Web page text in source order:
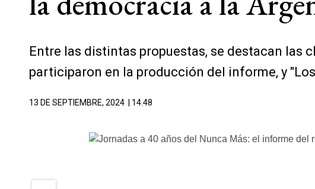
Entre las distintas propuestas, se destacan las
participaron en la producción del informe, y
13 DE SEPTIEMBRE, 2024 | 14.48